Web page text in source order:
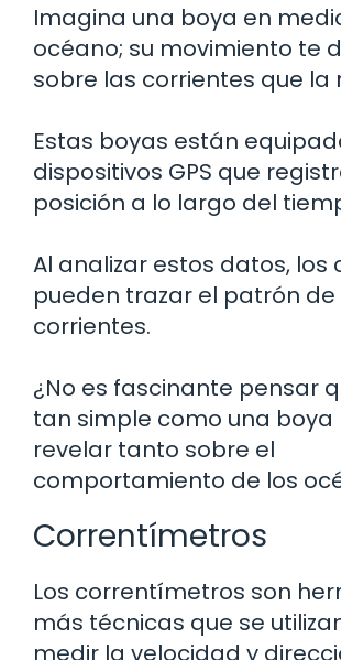
Imagina una boya en
océano; su movimiento te
sobre las corrientes que la
Estas boyas están
dispositivos GPS que
posición a lo largo del
Al analizar estos datos, los
pueden trazar el patrón de
corrientes.
¿No es fascinante pensar
tan simple como una boya
revelar tanto sobre el
comportamiento de los
Correntímetros
Los correntímetros son
más técnicas que se
medir la velocidad y